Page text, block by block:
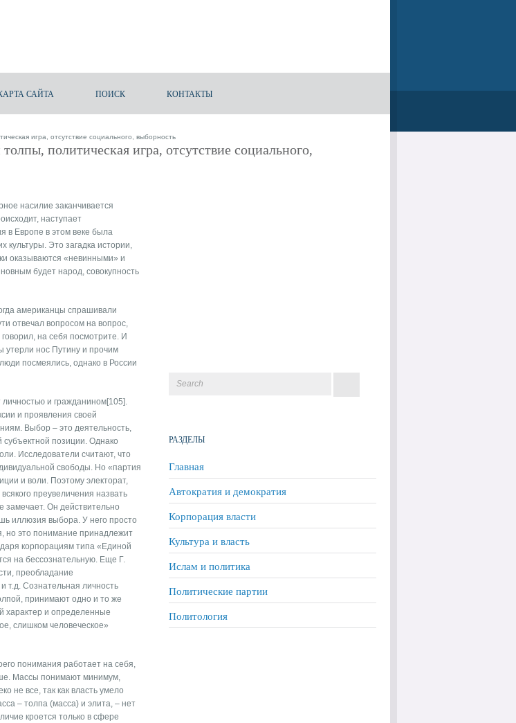
САЙТА ПОИСК КОНТАКТЫ
игра, отсутствие социального, выборность
политическая игра, отсутствие социального,
насилие заканчивается
наступает
в Европе в этом веке была
культуры. Это загадка истории,
оказываются «невинными» и
будет народ, совокупность
американцы спрашивали
отвечал вопросом на вопрос,
на себя посмотрите. И
утерли нос Путину и прочим
посмеялись, однако в России
и гражданином[105].
и проявления своей
Выбор – это деятельность,
позиции. Однако
Исследователи считают, что
свободы. Но «партия
и воли. Поэтому электорат,
преувеличения назвать
замечает. Он действительно
иллюзия выбора. У него просто
но это понимание принадлежит
корпорациям типа «Единой
на бессознательную. Еще Г.
преобладание
т.д. Сознательная личность
принимают одно и то же
характер и определенные
слишком человеческое»
понимания работает на себя,
Массы понимают минимум,
не все, так как власть умело
– толпа (масса) и элита, – нет
кроется только в сфере
РАЗДЕЛЫ
Главная
Автократия и демократия
Корпорация власти
Культура и власть
Ислам и политика
Политические партии
Политология